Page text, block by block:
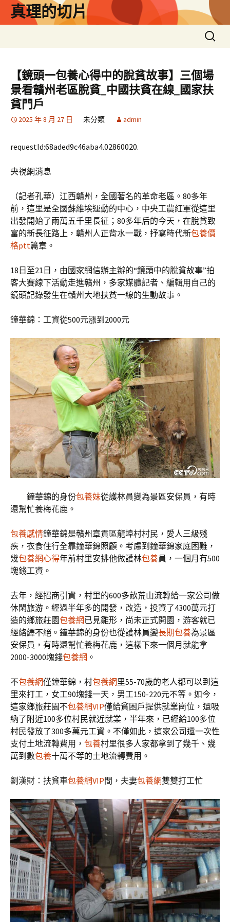
真理的切片
搜
尋
鍵
字:
【鏡頭一包養心得中的脫貧故事】三個場
景看贛州老區脫貧_中國扶貧在線_國家扶
貧門戶
2025 年 8 月 27 日 未分類 admin
requestId:68aded9c46aba4.02860020.
央視網消息
（記者孔華）江西贛州，全國著名的革命老區。80多年
前，這里是全國蘇維埃運動的中心，中央工農紅軍從這里
出發開始了兩萬五千里長征；80多年后的今天，在脫貧致
富的新長征路上，贛州人正背水一戰，抒寫時代新包養價
格ptt篇章。
18日至21日，由國家網信辦主辦的“鏡頭中的脫貧故事”拍
客大賽線下活動走進贛州，多家媒體記者、編輯用自己的
鏡頭記錄發生在贛州大地扶貧一線的生動故事。
鐘華錦：工資從500元漲到2000元
鐘華錦的身份包養妹從護林員變為景區安保員，有時
還幫忙養梅花鹿。
包養感情鐘華錦是贛州章貢區龍埠村村民，愛人三級殘
疾，衣食住行全靠鐘華錦照顧。考慮到鐘華錦家庭困難，
幾包養網心得年前村里安排他做護林包養員，一個月有500
塊錢工資。
去年，經招商引資，村里的600多畝荒山流轉給一家公司做
休閑旅游。經過半年多的開發，改造，投資了4300萬元打
造的鄉旅莊園包養網已見雛形，尚未正式開園，游客就已
經絡繹不絕。鐘華錦的身份也從護林員變長期包養為景區
安保員，有時還幫忙養梅花鹿，這樣下來一個月就能拿
2000-3000塊錢包養網 。
不包養網僅鐘華錦，村包養網里55-70歲的老人都可以到這
里來打工，女工90塊錢一天，男工150-220元不等。如今，
這家鄉旅莊園不包養網VIP僅給貧困戶提供就業崗位，還吸
納了附近100多位村民就近就業，半年來，已經給100多位
村民發放了300多萬元工資。不僅如此，這家公司還一次性
支付土地流轉費用， 包養村里很多人家都拿到了幾千、幾
萬到數包養十萬不等的土地流轉費用。
劉漢財：扶貧車包養網VIP間，夫妻包養網雙雙打工忙